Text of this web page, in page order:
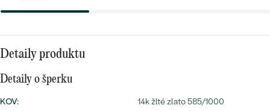
svadobné
obrúčky
ZLATO
PLATINA
PODĽA ŠTÝLU
PERSONALIZOVANÉ
SYMBOLICKÉ
Detaily produktu
Detaily o šperku
KOV:
14k žlté zlato 585/1000